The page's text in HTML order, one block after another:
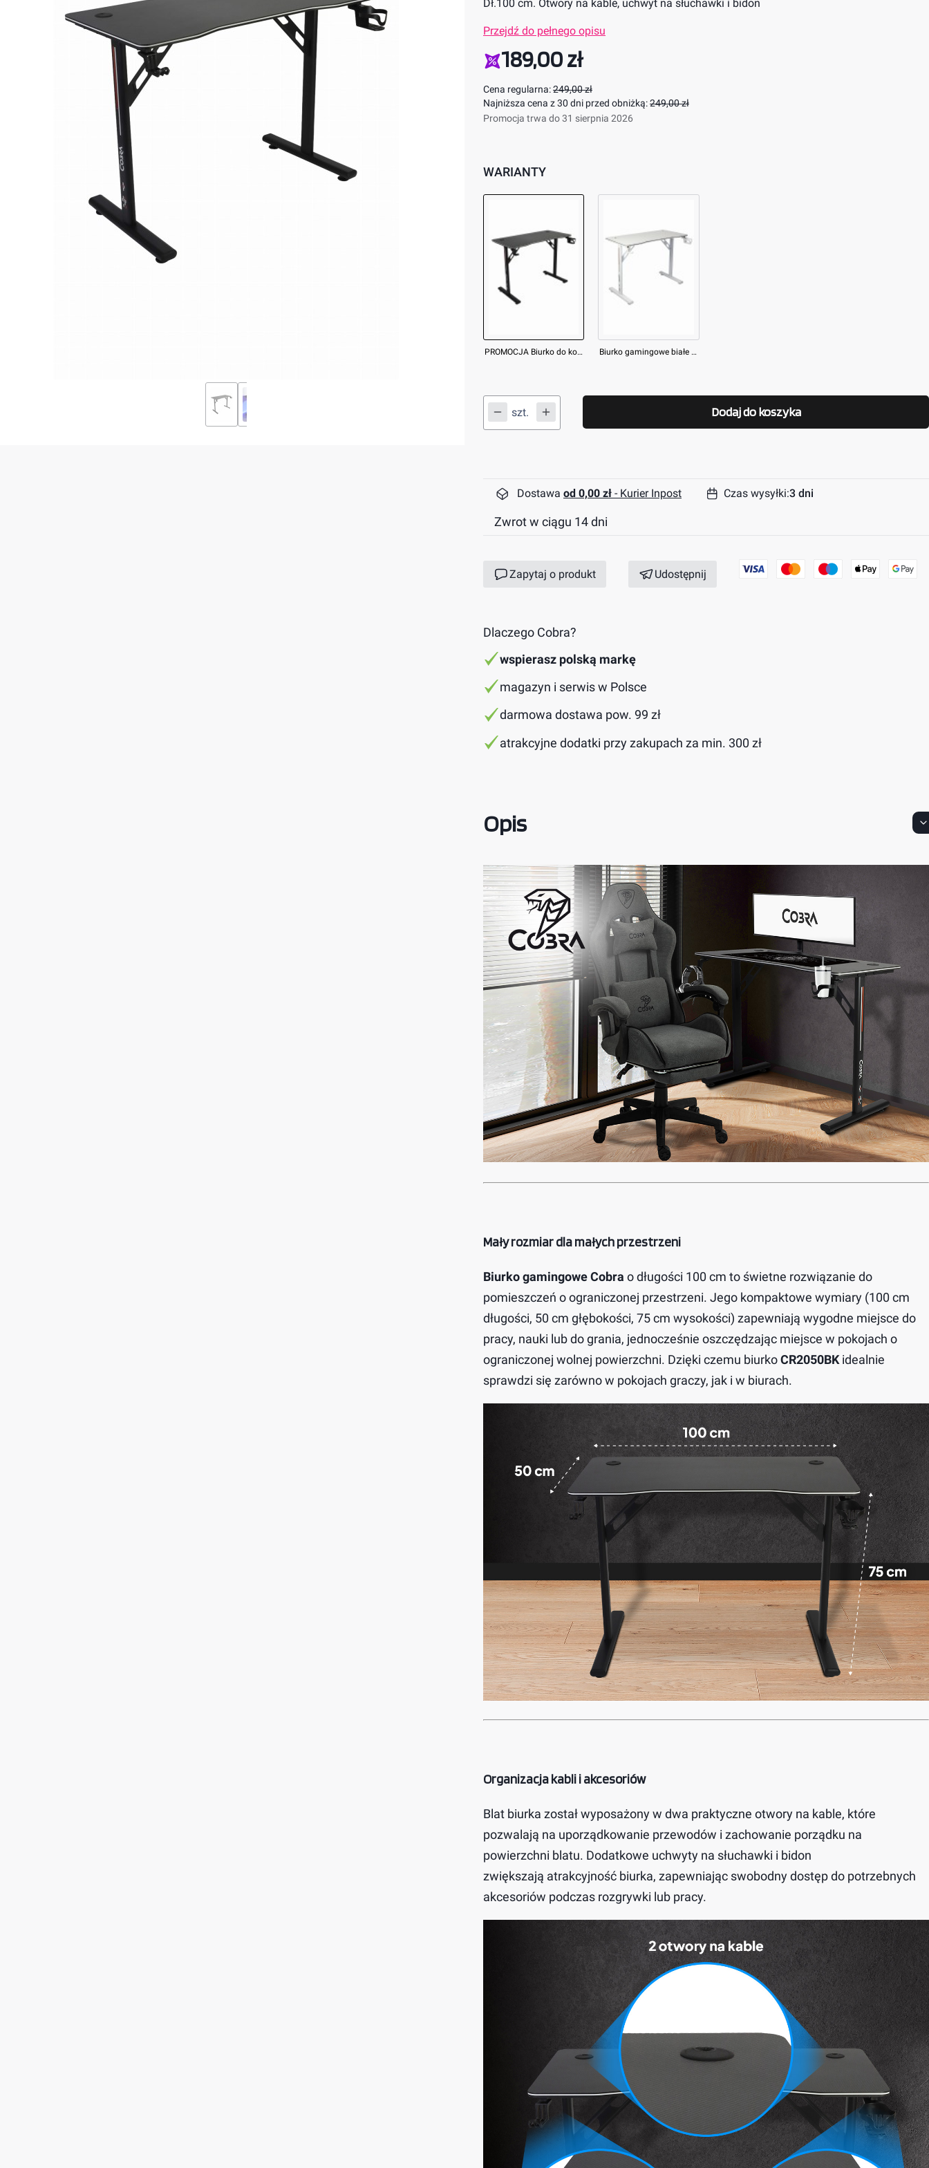
Dł.100 cm. Otwory na kable, uchwyt na słuchawki i bidon
Przejdź do pełnego opisu
189,00 zł
Cena regularna:249,00 zł
Najniższa cena z 30 dni przed obniżką:249,00 zł
Promocja trwa do 31 sierpnia 2026
WARIANTY
PROMOCJA Biurko do komputera Cobra CR2050BK 100 cm Biurko gamingowe białe Cobra CR2060WH 100 cm
szt. Dodaj do koszyka
Dostawa od 0,00 zł - Kurier Inpost Czas wysyłki:3 dni
Zwrot w ciągu 14 dni
Zapytaj o produkt Udostępnij
Dlaczego Cobra?
wspierasz polską markę
magazyn i serwis w Polsce
darmowa dostawa pow. 99 zł
atrakcyjne dodatki przy zakupach za min. 300 zł
Opis
Mały rozmiar dla małych przestrzeni
Biurko gamingowe Cobra o długości 100 cm to świetne rozwiązanie do
pomieszczeń o ograniczonej przestrzeni. Jego kompaktowe wymiary (100 cm
długości, 50 cm głębokości, 75 cm wysokości) zapewniają wygodne miejsce do
pracy, nauki lub do grania, jednocześnie oszczędzając miejsce w pokojach o
ograniczonej wolnej powierzchni. Dzięki czemu biurkoCR2050BKidealnie
sprawdzi się zarówno w pokojach graczy, jak i w biurach.
Organizacja kabli i akcesoriów
Blat biurka został wyposażony w dwa praktyczne otwory na kable, które
pozwalają na uporządkowanie przewodów i zachowanie porządku na
powierzchni blatu. Dodatkowe uchwyty na słuchawki i bidon
zwiększają atrakcyjność biurka, zapewniając swobodny dostęp do potrzebnych
akcesoriów podczas rozgrywki lub pracy.